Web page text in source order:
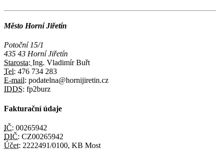
Město Horní Jiřetín
Potoční 15/1
435 43 Horní Jiřetín
Starosta: Ing. Vladimír Buřt
Tel: 476 734 283
E-mail: podatelna@hornijiretin.cz
IDDS: fp2burz
Fakturační údaje
IČ: 00265942
DIČ: CZ00265942
Účet: 2222491/0100, KB Most